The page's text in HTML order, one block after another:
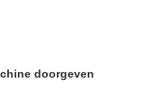
doorgeven